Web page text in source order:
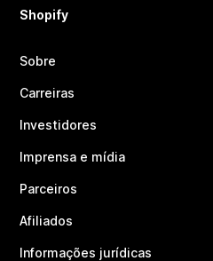
Shopify
Sobre
Carreiras
Investidores
Imprensa e mídia
Parceiros
Afiliados
Informações jurídicas